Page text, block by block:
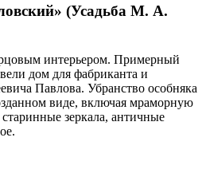
(Усадьба М. А.
интерьером. Примерный
дом для фабриканта и
Павлова. Убранство особняка
виде, включая мраморную
зеркала, античные